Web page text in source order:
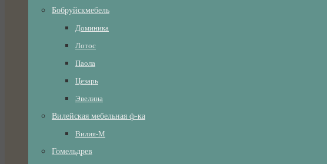
Бобруйскмебель
Доминика
Лотос
Паола
Цезарь
Эвелина
Вилейская мебельная ф-ка
Вилия-М
Гомельдрев